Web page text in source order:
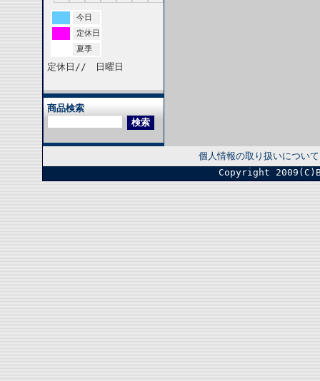
今日
定休日
夏季
定休日// 日曜日
商品検索
個人情報の取り扱いについて
Copyright